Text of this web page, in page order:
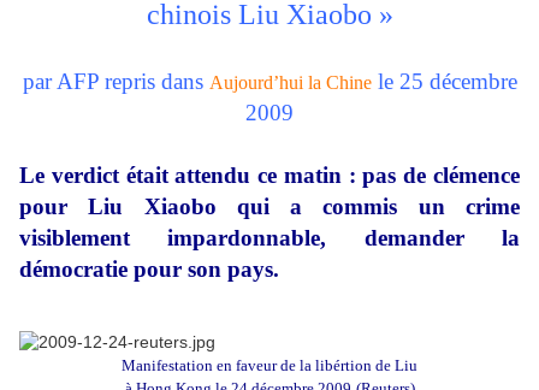
chinois Liu Xiaobo »
par AFP repris dans Aujourd’hui la Chinele 25 décembre
2009
Le verdict était attendu ce matin : pas de clémence
pour Liu Xiaobo qui a commis un crime
visiblement impardonnable, demander la
démocratie pour son pays.
Manifestation en faveur de la libértion de Liu